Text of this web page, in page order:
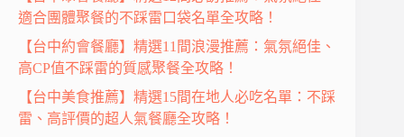
適合團體聚餐的不踩雷口袋名單全攻略！
【台中約會餐廳】精選11間浪漫推薦：氣氛絕佳、
高CP值不踩雷的質感聚餐全攻略！
【台中美食推薦】精選15間在地人必吃名單：不踩
雷、高評價的超人氣餐廳全攻略！